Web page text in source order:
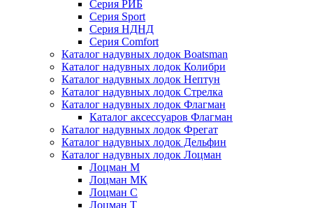
Серия РИБ
Серия Sport
Серия НДНД
Серия Comfort
Каталог надувных лодок Boatsman
Каталог надувных лодок Колибри
Каталог надувных лодок Нептун
Каталог надувных лодок Стрелка
Каталог надувных лодок Флагман
Каталог аксессуаров Флагман
Каталог надувных лодок Фрегат
Каталог надувных лодок Дельфин
Каталог надувных лодок Лоцман
Лоцман М
Лоцман МК
Лоцман С
Лоцман Т